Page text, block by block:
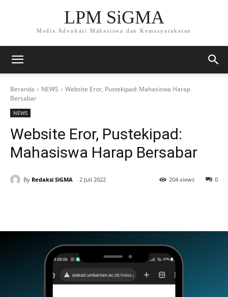
LPM SiGMA
Media Advokasi Mahasiswa dan Kemasyarakatan
Beranda NEWS
Website Eror, Pustekipad: Mahasiswa Harap
Bersabar
NEWS
Website Eror, Pustekipad:
Mahasiswa Harap Bersabar
By Redaksi SiGMA 2 Juli 2022 0
204 views